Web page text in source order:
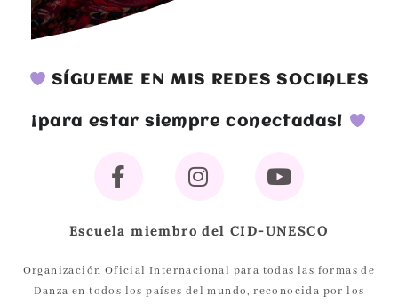
SÍGUEME EN MIS REDES SOCIALES
¡para estar siempre conectadas!
Escuela miembro del CID-UNESCO
Organización Oficial Internacional para todas las formas de
Danza en todos los países del mundo, reconocida por los